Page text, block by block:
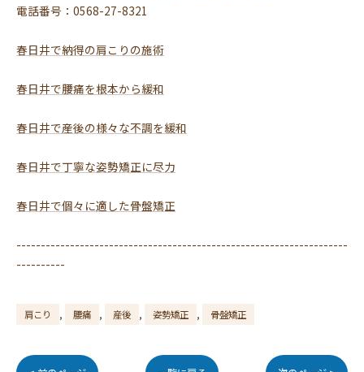
電話番号：0568-27-8321
春日井で納得の肩こりの施術
春日井で腰痛を根本から緩和
春日井で産後の様々な不調を緩和
春日井で丁寧な姿勢矯正に尽力
春日井で個々に適した骨盤矯正
--------------------------------------------------------------------
----------
肩こり 腰痛 産後 姿勢矯正 骨盤矯正